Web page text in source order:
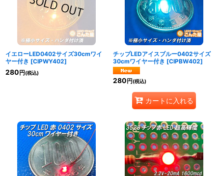
イエローLED0402サイズ30cmワイ
ヤー付き [CIPWY402]
280 円 (税込)
チップLEDアイスブルー0402サイズ
30cmワイヤー付き [CIPBW402]
280 円 (税込)
カートに入れる